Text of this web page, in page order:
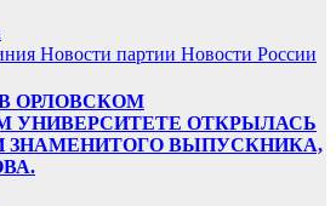
Новости партии Новости России
В ОРЛОВСКОМ
УНИВЕРСИТЕТЕ ОТКРЫЛАСЬ
ЗНАМЕНИТОГО ВЫПУСКНИКА,